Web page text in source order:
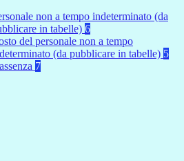
non a tempo indeterminato (da
in tabelle) 6
del personale non a tempo
(da pubblicare in tabelle) 5
7